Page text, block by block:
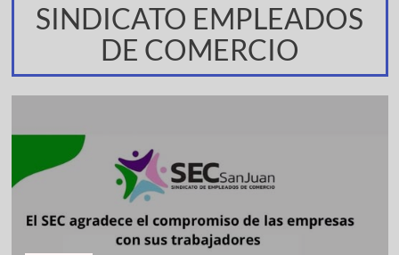
SINDICATO EMPLEADOS
DE COMERCIO